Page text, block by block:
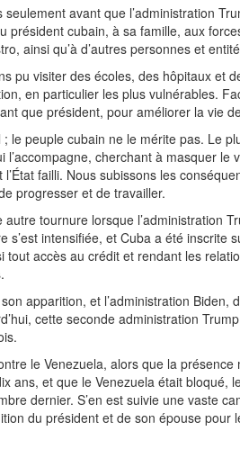
avant que l’administration
président cubain, à sa famille, aux
ainsi qu’à d’autres personnes et
pu visiter des écoles, des hôpitaux et
en particulier les plus vulnérables.
que président, pour améliorer la vie
le peuple cubain ne le mérite pas. Le
l’accompagne, cherchant à masquer le
failli. Nous subissons les
progresser et de travailler.
tournure lorsque l’administration
s’est intensifiée, et Cuba a été inscrite
accès au crédit et rendant les
apparition, et l’administration Biden,
cette seconde administration
le Venezuela, alors que la
ans, et que le Venezuela était bloqué,
dernier. S’en est suivie une vaste
du président et de son épouse